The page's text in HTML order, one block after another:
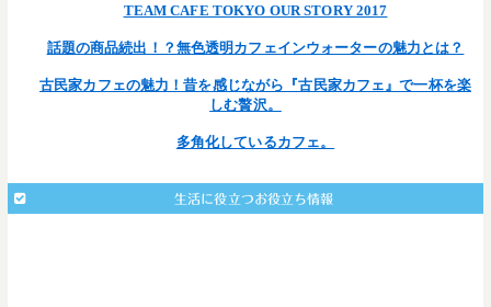
TEAM CAFE TOKYO OUR STORY 2017
話題の商品続出！？無色透明カフェインウォーターの魅力とは？
古民家カフェの魅力！昔を感じながら『古民家カフェ』で一杯を楽
しむ贅沢。
多角化しているカフェ。
生活に役立つお役立ち情報